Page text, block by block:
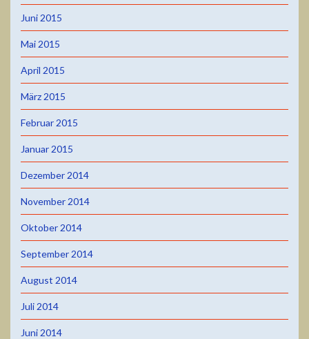
Juni 2015
Mai 2015
April 2015
März 2015
Februar 2015
Januar 2015
Dezember 2014
November 2014
Oktober 2014
September 2014
August 2014
Juli 2014
Juni 2014